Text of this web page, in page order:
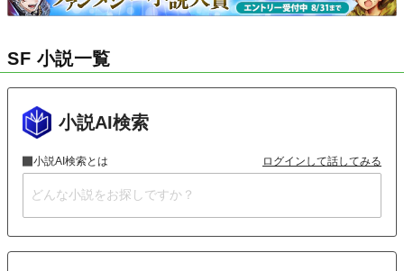
SF 小説一覧
小説AI検索
小説AI検索とは ログインして話してみる